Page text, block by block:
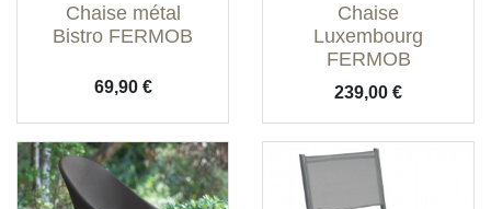
Chaise métal
Bistro FERMOB
Prix
69,90 €
Chaise
Luxembourg
FERMOB
Prix
239,00 €